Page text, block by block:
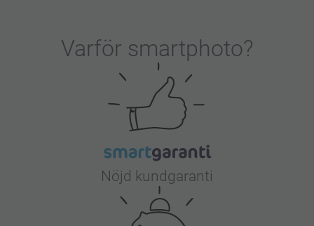
Varför smartphoto?
Nöjd kundgaranti